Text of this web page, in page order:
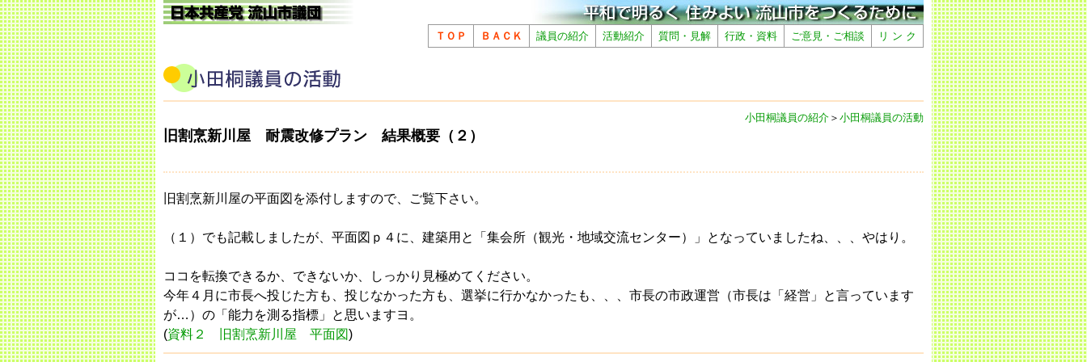
ＴＯＰ ＢＡＣＫ 議員の紹介 活動紹介 質問・見解 行政・資料 ご意見・ご相談 リ ン ク
小田桐議員の紹介 ＞ 小田桐議員の活動
旧割烹新川屋 耐震改修プラン 結果概要（２）
旧割烹新川屋の平面図を添付しますので、ご覧下さい。
（１）でも記載しましたが、平面図ｐ４に、建築用と「集会所（観光・地域交流センター）」となっていましたね、、、やはり。
ココを転換できるか、できないか、しっかり見極めてください。
今年４月に市長へ投じた方も、投じなかった方も、選挙に行かなかったも、、、市長の市政運営（市長は「経営」と言っています
が…）の「能力を測る指標」と思いますヨ。
(資料２ 旧割烹新川屋 平面図)